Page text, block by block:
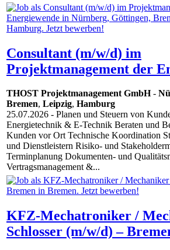
Consultant (m/w/d) im
Projektmanagement der
THOST Projektmanagement GmbH-
Bremen, Leipzig, Hamburg
25.07.2026 - Planen und Steuern von
Energietechnik & E-Technik Beraten und
Kunden vor Ort Technische Koordination
und Dienstleistern Risiko- und
Terminplanung Dokumenten- und
Vertragsmanagement &...
KFZ-Mechatroniker /
Schlosser (m/w/d) –